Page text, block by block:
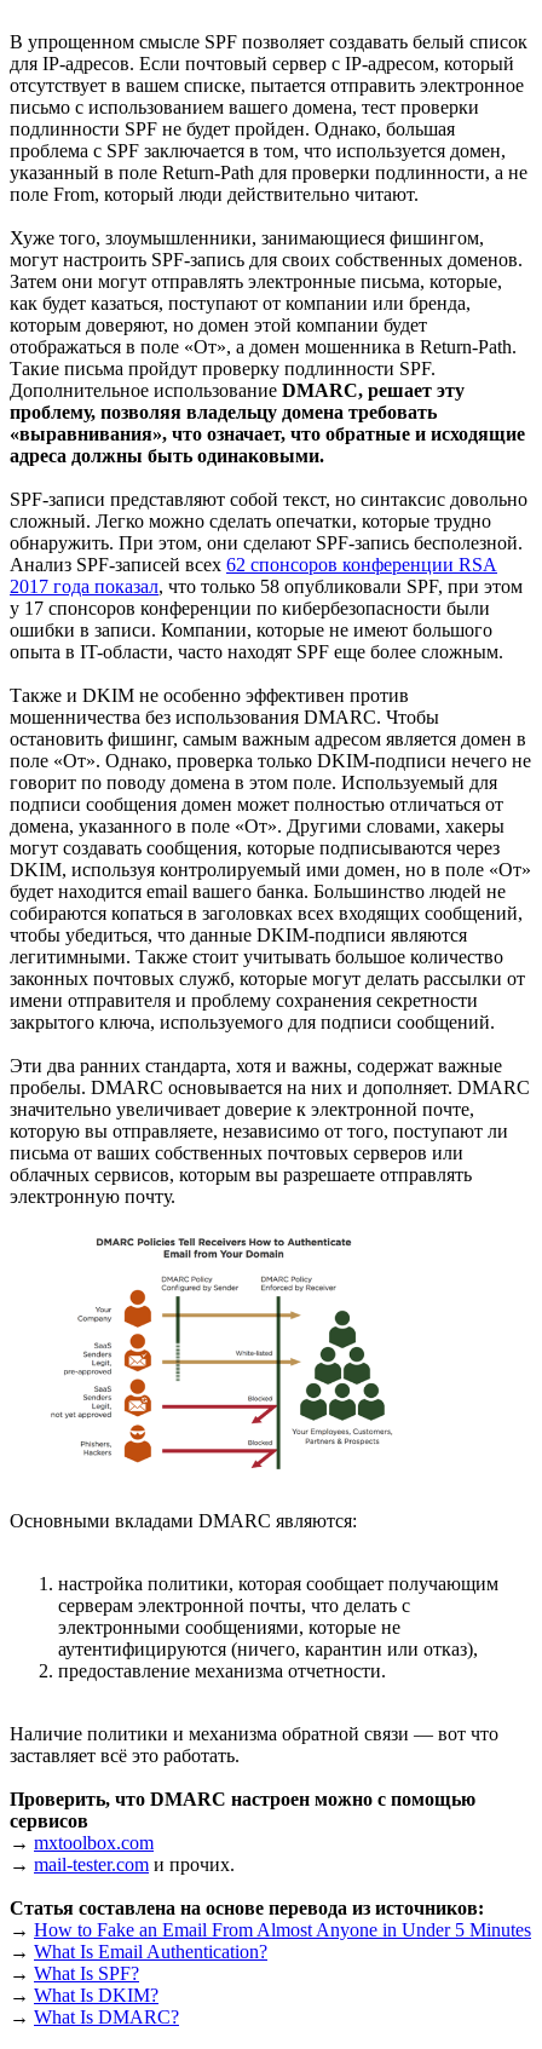
В упрощенном смысле SPF позволяет создавать белый список
для IP-адресов. Если почтовый сервер с IP-адресом, который
отсутствует в вашем списке, пытается отправить электронное
письмо с использованием вашего домена, тест проверки
подлинности SPF не будет пройден. Однако, большая
проблема с SPF заключается в том, что используется домен,
указанный в поле Return-Path для проверки подлинности, а не
поле From, который люди действительно читают.
Хуже того, злоумышленники, занимающиеся фишингом,
могут настроить SPF-запись для своих собственных доменов.
Затем они могут отправлять электронные письма, которые,
как будет казаться, поступают от компании или бренда,
которым доверяют, но домен этой компании будет
отображаться в поле «От», а домен мошенника в Return-Path.
Такие письма пройдут проверку подлинности SPF.
Дополнительное использование DMARC, решает эту
проблему, позволяя владельцу домена требовать
«выравнивания», что означает, что обратные и исходящие
адреса должны быть одинаковыми.
SPF-записи представляют собой текст, но синтаксис довольно
сложный. Легко можно сделать опечатки, которые трудно
обнаружить. При этом, они сделают SPF-запись бесполезной.
Анализ SPF-записей всех 62 спонсоров конференции RSA
2017 года показал, что только 58 опубликовали SPF, при этом
у 17 спонсоров конференции по кибербезопасности были
ошибки в записи. Компании, которые не имеют большого
опыта в IT-области, часто находят SPF еще более сложным.
Также и DKIM не особенно эффективен против
мошенничества без использования DMARC. Чтобы
остановить фишинг, самым важным адресом является домен в
поле «От». Однако, проверка только DKIM-подписи нечего не
говорит по поводу домена в этом поле. Используемый для
подписи сообщения домен может полностью отличаться от
домена, указанного в поле «От». Другими словами, хакеры
могут создавать сообщения, которые подписываются через
DKIM, используя контролируемый ими домен, но в поле «От»
будет находится email вашего банка. Большинство людей не
собираются копаться в заголовках всех входящих сообщений,
чтобы убедиться, что данные DKIM-подписи являются
легитимными. Также стоит учитывать большое количество
законных почтовых служб, которые могут делать рассылки от
имени отправителя и проблему сохранения секретности
закрытого ключа, используемого для подписи сообщений.
Эти два ранних стандарта, хотя и важны, содержат важные
пробелы. DMARC основывается на них и дополняет. DMARC
значительно увеличивает доверие к электронной почте,
которую вы отправляете, независимо от того, поступают ли
письма от ваших собственных почтовых серверов или
облачных сервисов, которым вы разрешаете отправлять
электронную почту.
Основными вкладами DMARC являются:
настройка политики, которая сообщает получающим
серверам электронной почты, что делать с
электронными сообщениями, которые не
аутентифицируются (ничего, карантин или отказ),
предоставление механизма отчетности.
Наличие политики и механизма обратной связи — вот что
заставляет всё это работать.
Проверить, что DMARC настроен можно с помощью
сервисов
→ mxtoolbox.com
→ mail-tester.com и прочих.
Статья составлена на основе перевода из источников:
→ How to Fake an Email From Almost Anyone in Under 5 Minutes
→ What Is Email Authentication?
→ What Is SPF?
→ What Is DKIM?
→ What Is DMARC?